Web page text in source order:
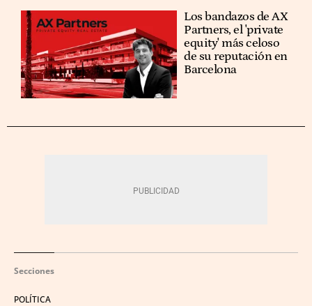
Los bandazos de AX
Partners, el 'private
equity' más celoso
de su reputación en
Barcelona
Secciones
POLÍTICA